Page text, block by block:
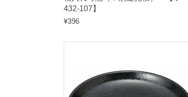
432-107】
¥396